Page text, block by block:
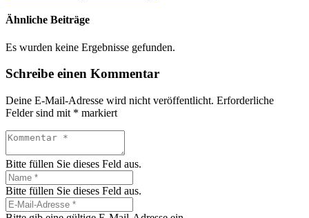
Ähnliche Beiträge
Es wurden keine Ergebnisse gefunden.
Schreibe einen Kommentar
Deine E-Mail-Adresse wird nicht veröffentlicht. Erforderliche
Felder sind mit * markiert
Bitte füllen Sie dieses Feld aus.
Bitte füllen Sie dieses Feld aus.